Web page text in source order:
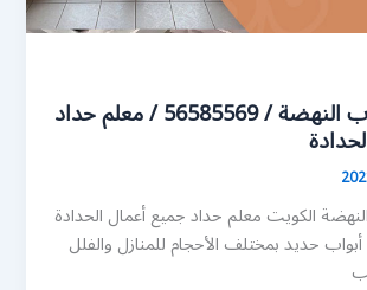
رقم حداد أبواب النهضة / 56585569 / معلم حداد
الكويت معلم حداد جميع أعمال الحدادة
حديد بمختلف الأحجام للمنازل والفلل